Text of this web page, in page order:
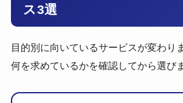
ス3選
目的別に向いているサービスが変わり
何を求めているかを確認してから選び